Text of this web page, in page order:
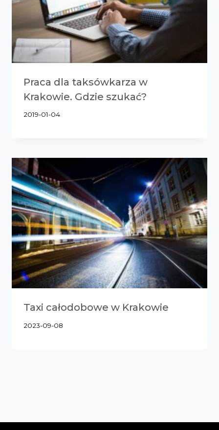
Praca dla taksówkarza w
Krakowie. Gdzie szukać?
2019-01-04
Taxi całodobowe w Krakowie
2023-09-08